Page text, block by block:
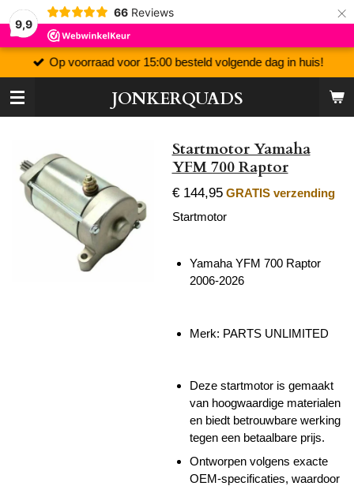
9,9
66 Reviews ×
JONKERQUADS
Op voorraad voor 15:00 besteld volgende dag in huis!
Startmotor Yamaha
YFM 700 Raptor
€ 144,95 GRATIS verzending
Startmotor
Yamaha YFM 700 Raptor
2006-2026
Merk: PARTS UNLIMITED
Deze startmotor is gemaakt
van hoogwaardige materialen
en biedt betrouwbare werking
tegen een betaalbare prijs.
Ontworpen volgens exacte
OEM-specificaties, waardoor